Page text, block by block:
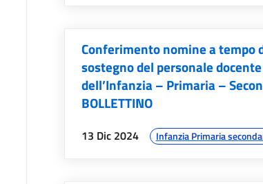
Conferimento nomine a
sostegno del personale
dell’Infanzia – Primaria –
BOLLETTINO
data:
13 Dic 2024 argomenti:
Infanzia Primaria